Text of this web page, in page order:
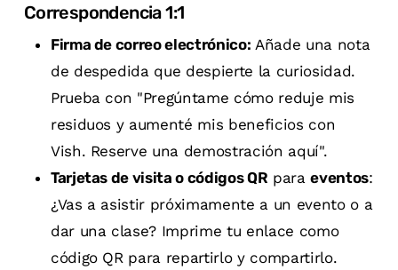
Correspondencia 1:1
Firma de correo electrónico: Añade una nota
de despedida que despierte la curiosidad.
Prueba con "Pregúntame cómo reduje mis
residuos y aumenté mis beneficios con
Vish. Reserve una demostración aquí".
Tarjetas de visita o códigos QR paraeventos:
¿Vas a asistir próximamente a un evento o a
dar una clase? Imprime tu enlace como
código QR para repartirlo y compartirlo.